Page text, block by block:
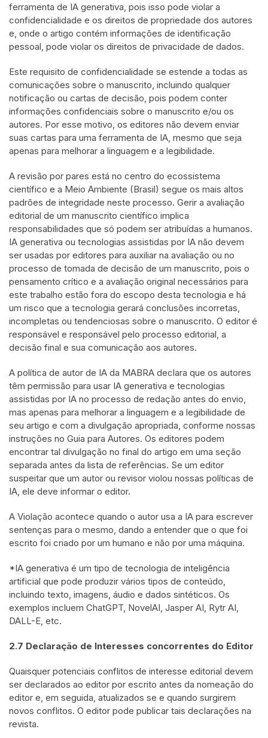
ferramenta de IA generativa, pois isso pode violar a
confidencialidade e os direitos de propriedade dos autores
e, onde o artigo contém informações de identificação
pessoal, pode violar os direitos de privacidade de dados.
Este requisito de confidencialidade se estende a todas as
comunicações sobre o manuscrito, incluindo qualquer
notificação ou cartas de decisão, pois podem conter
informações confidenciais sobre o manuscrito e/ou os
autores. Por esse motivo, os editores não devem enviar
suas cartas para uma ferramenta de IA, mesmo que seja
apenas para melhorar a linguagem e a legibilidade.
A revisão por pares está no centro do ecossistema
científico e a Meio Ambiente (Brasil) segue os mais altos
padrões de integridade neste processo. Gerir a avaliação
editorial de um manuscrito científico implica
responsabilidades que só podem ser atribuídas a humanos.
IA generativa ou tecnologias assistidas por IA não devem
ser usadas por editores para auxiliar na avaliação ou no
processo de tomada de decisão de um manuscrito, pois o
pensamento crítico e a avaliação original necessários para
este trabalho estão fora do escopo desta tecnologia e há
um risco que a tecnologia gerará conclusões incorretas,
incompletas ou tendenciosas sobre o manuscrito. O editor é
responsável e responsável pelo processo editorial, a
decisão final e sua comunicação aos autores.
A política de autor de IA da MABRA declara que os autores
têm permissão para usar IA generativa e tecnologias
assistidas por IA no processo de redação antes do envio,
mas apenas para melhorar a linguagem e a legibilidade de
seu artigo e com a divulgação apropriada, conforme nossas
instruções no Guia para Autores. Os editores podem
encontrar tal divulgação no final do artigo em uma seção
separada antes da lista de referências. Se um editor
suspeitar que um autor ou revisor violou nossas políticas de
IA, ele deve informar o editor.
A Violação acontece quando o autor usa a IA para escrever
sentenças para o mesmo, dando a entender que o que foi
escrito foi criado por um humano e não por uma máquina.
*IA generativa é um tipo de tecnologia de inteligência
artificial que pode produzir vários tipos de conteúdo,
incluindo texto, imagens, áudio e dados sintéticos. Os
exemplos incluem ChatGPT, NovelAI, Jasper AI, Rytr AI,
DALL-E, etc.
2.7 Declaração de Interesses concorrentes do Editor
Quaisquer potenciais conflitos de interesse editorial devem
ser declarados ao editor por escrito antes da nomeação do
editor e, em seguida, atualizados se e quando surgirem
novos conflitos. O editor pode publicar tais declarações na
revista.